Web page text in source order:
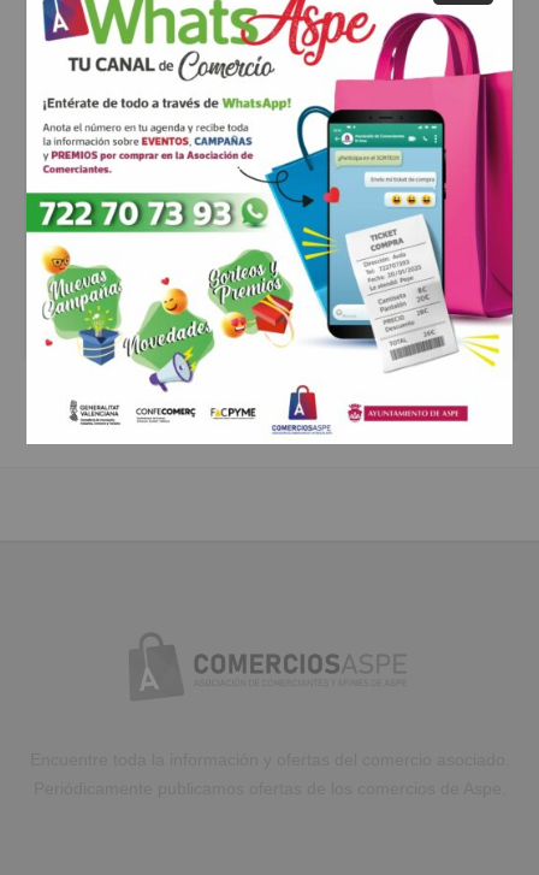
comentario*